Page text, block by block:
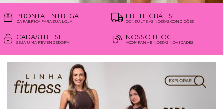
PRONTA-ENTREGA
DA FÁBRICA PARA SUA LOJA
FRETE GRÁTIS
CONSULTE AS NOSSAS CONDIÇÕES
CADASTRE-SE
SEJA UMA REVENDEDORA
NOSSO BLOG
ACOMPANHE NOSSAS NOVIDADES